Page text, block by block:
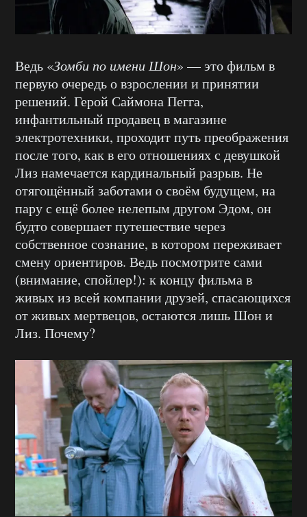
Ведь «Зомби по имени Шон» — это фильм в
первую очередь о взрослении и принятии
решений. Герой Саймона Пегга,
инфантильный продавец в магазине
электротехники, проходит путь преображения
после того, как в его отношениях с девушкой
Лиз намечается кардинальный разрыв. Не
отягощённый заботами о своём будущем, на
пару с ещё более нелепым другом Эдом, он
будто совершает путешествие через
собственное сознание, в котором переживает
смену ориентиров. Ведь посмотрите сами
(внимание, спойлер!): к концу фильма в
живых из всей компании друзей, спасающихся
от живых мертвецов, остаются лишь Шон и
Лиз. Почему?